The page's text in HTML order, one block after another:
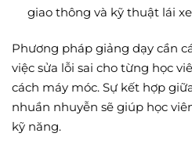
giao thông và kỹ thuật lái
Phương pháp giảng dạy cần
việc sửa lỗi sai cho từng học
cách máy móc. Sự kết hợp
nhuần nhuyễn sẽ giúp học
kỹ năng.